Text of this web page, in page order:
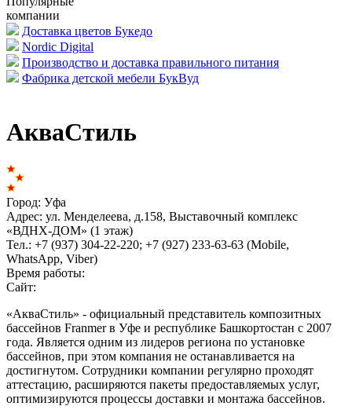
компании
Доставка цветов Букедо
Nordic Digital
Производство и доставка правильного питания
Фабрика детской мебели БукВуд
АкваСтиль
Город: Уфа
Адрес: ул. Менделеева, д.158, Выставочный комплекс
«ВДНХ-ДОМ» (1 этаж)
Тел.: +7 (937) 304-22-220; +7 (927) 233-63-63 (Mobile,
WhatsApp, Viber)
Время работы:
Сайт:
«АкваСтиль» - официальный представитель композитных
бассейнов Franmer в Уфе и республике Башкортостан с 2007
года. Является одним из лидеров региона по установке
бассейнов, при этом компания не останавливается на
достигнутом. Сотрудники компании регулярно проходят
аттестацию, расширяются пакеты предоставляемых услуг,
оптимизируются процессы доставки и монтажа бассейнов.